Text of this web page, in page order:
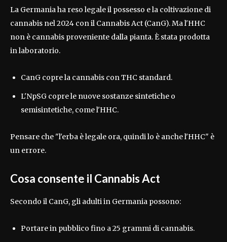
La Germania ha reso legale il possesso e la coltivazione di
cannabis nel 2024 con il Cannabis Act (CanG). Ma l'HHC
non è cannabis proveniente dalla pianta. È stata prodotta
in laboratorio.
CanG copre la cannabis con THC standard.
L'NpSG copre le nuove sostanze sintetiche o
semisintetiche, come l'HHC.
Pensare che "l'erba è legale ora, quindi lo è anche l'HHC" è
un errore.
Cosa consente il Cannabis Act
Secondo il CanG, gli adulti in Germania possono:
Portare in pubblico fino a 25 grammi di cannabis.